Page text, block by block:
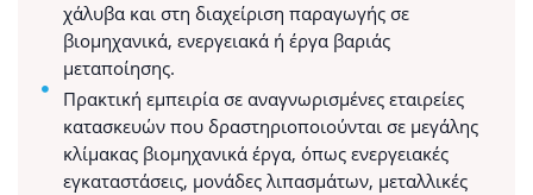
χάλυβα και στη διαχείριση παραγωγής σε
βιομηχανικά, ενεργειακά ή έργα βαριάς
μεταποίησης.
Πρακτική εμπειρία σε αναγνωρισμένες εταιρείες
κατασκευών που δραστηριοποιούνται σε μεγάλης
κλίμακας βιομηχανικά έργα, όπως ενεργειακές
εγκαταστάσεις, μονάδες λιπασμάτων, μεταλλικές